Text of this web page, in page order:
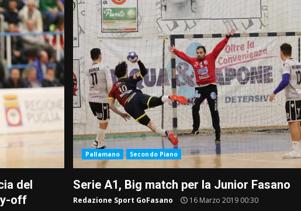
del
off
Pallamano Secondo Piano
Serie A1, Big match per la Junior Fasano
Redazione Sport GoFasano 16 Marzo 2019 00:30